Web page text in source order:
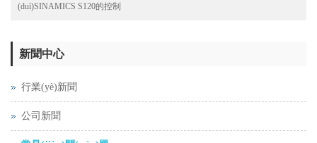
(duì)SINAMICS S120的控制
新聞中心
行業(yè)新聞
公司新聞